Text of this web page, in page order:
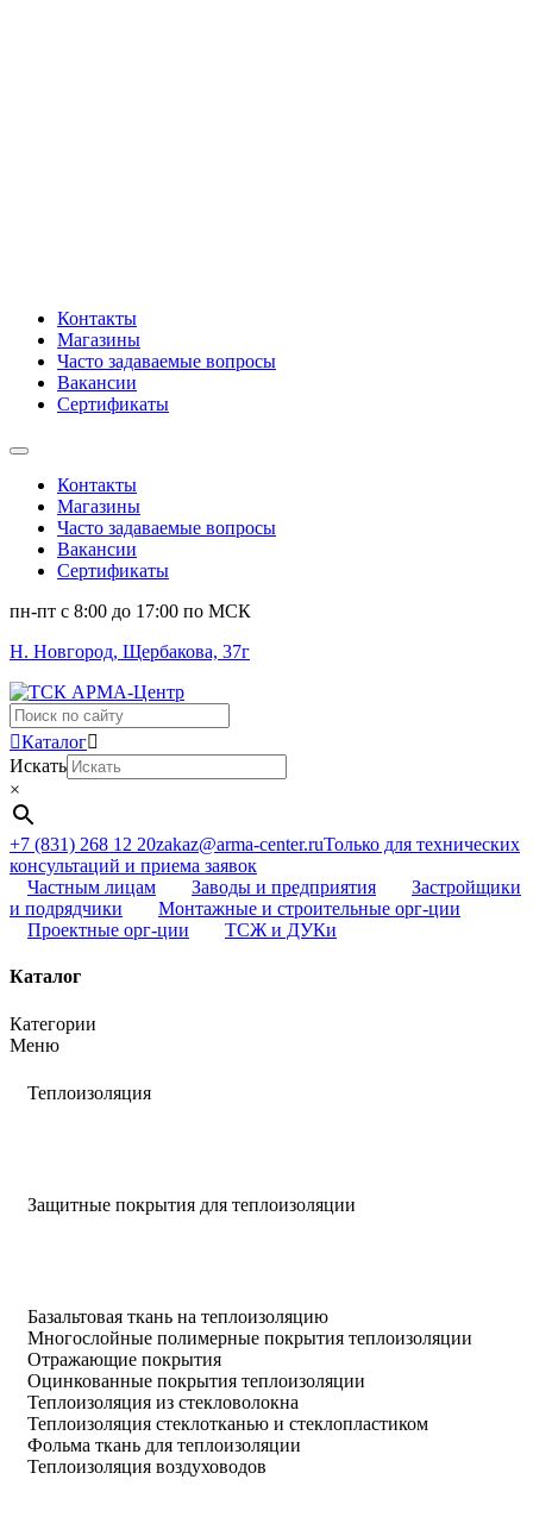
Контакты
Магазины
Часто задаваемые вопросы
Вакансии
Сертификаты
Контакты
Магазины
Часто задаваемые вопросы
Вакансии
Сертификаты
пн-пт c 8:00 до 17:00 по МСК
Н. Новгород, Щербакова, 37г
Поиск
...Каталог
Искать
×
+7 (831) 268 12 20zakaz@arma-center.ruТолько для технических
консультаций и приема заявок
Частным лицам
Заводы и предприятия
Застройщики
и подрядчики
Монтажные и строительные орг-ции
Проектные орг-ции
ТСЖ и ДУКи
Каталог
Категории
Меню
Теплоизоляция
Защитные покрытия для теплоизоляции
Базальтовая ткань на теплоизоляцию
Многослойные полимерные покрытия теплоизоляции
Отражающие покрытия
Оцинкованные покрытия теплоизоляции
Теплоизоляция из стекловолокна
Теплоизоляция стеклотканью и стеклопластиком
Фольма ткань для теплоизоляции
Теплоизоляция воздуховодов